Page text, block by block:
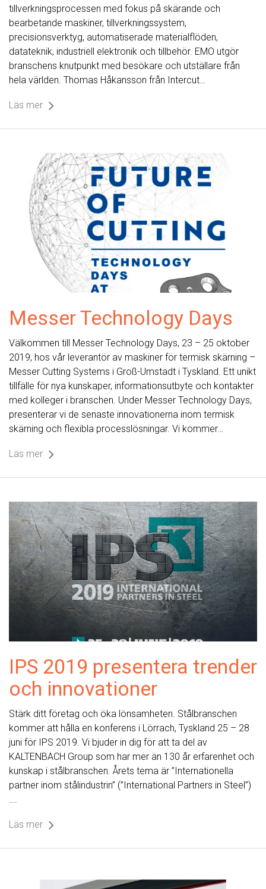
tillverkningsprocessen med fokus på skärande och
bearbetande maskiner, tillverkningssystem,
precisionsverktyg, automatiserade materialflöden,
datateknik, industriell elektronik och tillbehör. EMO utgör
branschens knutpunkt med besökare och utställare från
hela världen. Thomas Håkansson från Intercut…
Läs mer
Messer Technology Days
Välkommen till Messer Technology Days, 23 – 25 oktober
2019, hos vår leverantör av maskiner för termisk skärning –
Messer Cutting Systems i Groß-Umstadt i Tyskland. Ett unikt
tillfälle för nya kunskaper, informationsutbyte och kontakter
med kolleger i branschen. Under Messer Technology Days,
presenterar vi de senaste innovationerna inom termisk
skärning och flexibla processlösningar. Vi kommer…
Läs mer
IPS 2019 presentera trender
och innovationer
Stärk ditt företag och öka lönsamheten. Stålbranschen
kommer att hålla en konferens i Lörrach, Tyskland 25 – 28
juni för IPS 2019. Vi bjuder in dig för att ta del av
KALTENBACH Group som har mer än 130 år erfarenhet och
kunskap i stålbranschen. Årets tema är ”Internationella
partner inom stålindustrin” (”International Partners in Steel”)
….
Läs mer